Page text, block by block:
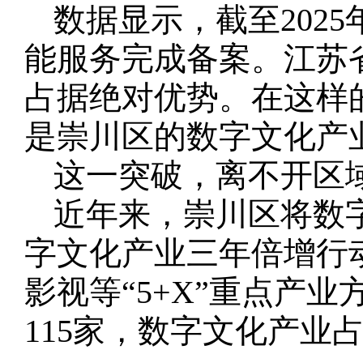
数据显示，截至2025
能服务完成备案。江
占据绝对优势。在这样
是崇川区的数字文化产
这一突破，离不开区
近年来，崇川区将数
字文化产业三年倍增行
影视等“5+X”重点产业
115家，数字文化产业